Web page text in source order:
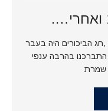
הביכורים היה בעבר
בהרבה ענפי
שמרת